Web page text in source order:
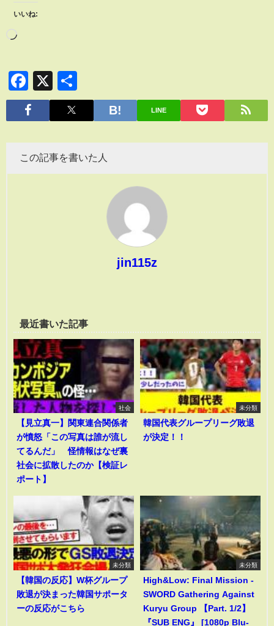
いいね:
Facebook
X
有
LINE
この記事を書いた人
jin115z
最近書いた記事
社会
【見立真一】関東連合関係者
が憤怒「この写真は誰が流し
てるんだ」 怪情報はなぜ裏
社会に拡散したのか【検証レ
ポート】
未分類
韓国代表グループリーグ敗退
が決定！！
未分類
【韓国の反応】W杯グループ
敗退が決まった韓国サポータ
ーの反応がこちら
未分類
High&Low: Final Mission -
SWORD Gathering Against
Kuryu Group 【Part. 1/2】
『SUB ENG』 [1080p Blu-